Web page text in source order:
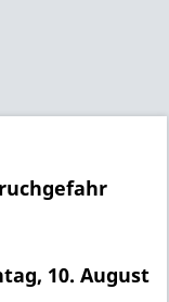
10. August